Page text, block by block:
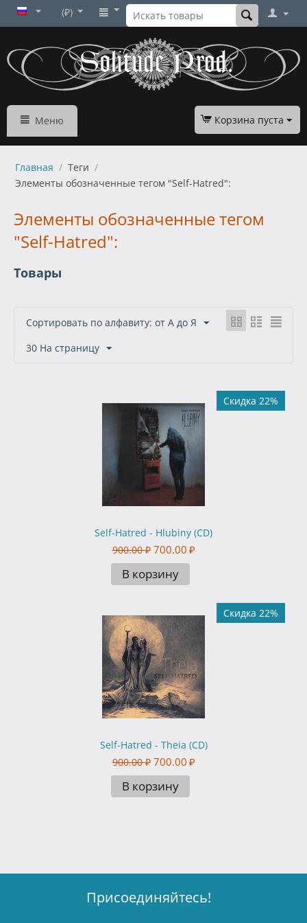
(₽)
Меню Корзина пуста
Главная / Теги /
Элементы обозначенные тегом "Self-Hatred":
Элементы обозначенные тегом
"Self-Hatred":
Товары
Сортировать по алфавиту: от А до Я
30 На страницу
Скидка 22%
Self-Hatred - Hlubiny (CD)
900.00 ₽ 700.00 ₽
В корзину
Скидка 22%
Self-Hatred - Theia (CD)
900.00 ₽ 700.00 ₽
В корзину
Присоединяйтесь!